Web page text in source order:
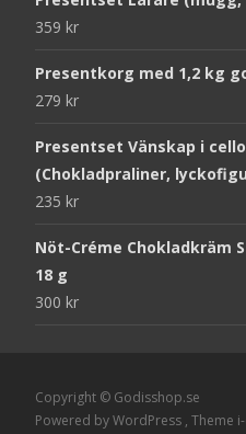
359 kr
Presentkorg med 1,2 kg
279 kr
Presentset Vänskap i
(Chokladpraliner,
235 kr
Nöt-Créme Chokladkräm
18 g
300 kr
Copyright © Godisshop.se
Powered by WordPress , Theme